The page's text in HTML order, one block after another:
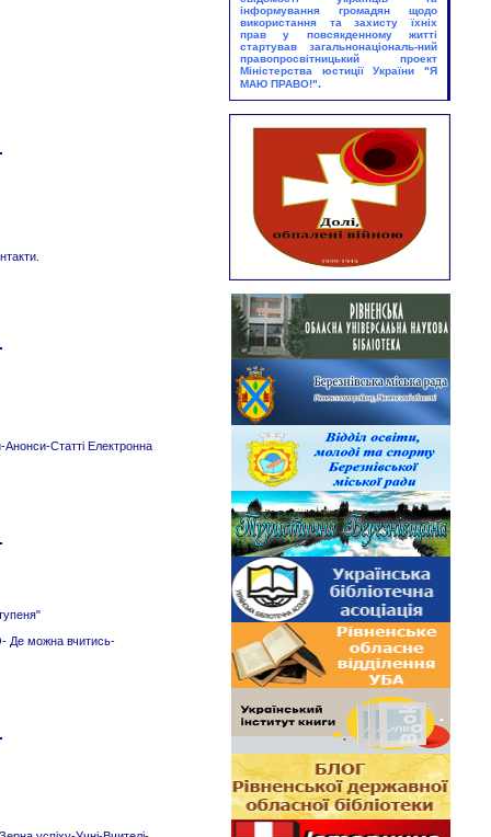
Статті Електронна
Де можна вчитись-
Україні»
Абонемент
25.08.2026
Виставка – екскурс:
«Грані великого таланту»
інформування громадян щодо
використання та захисту їхніх
прав у повсякденному житті
стартував загальнонаціональ-ний
правопросвітницький проект
Міністерства юстиції України "Я
МАЮ ПРАВО!".